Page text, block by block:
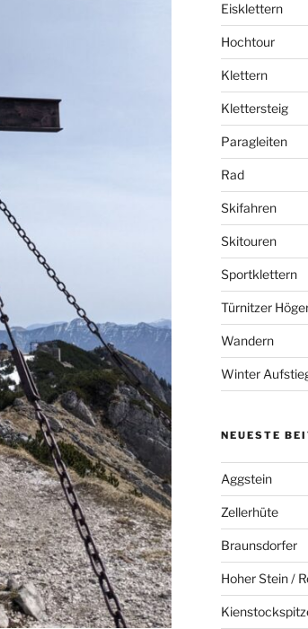
Eisklettern
Hochtour
Klettern
Klettersteig
Paragleiten
Rad
Skifahren
Skitouren
Sportklettern
Türnitzer
Wandern
Winter
NEUESTE
Aggstein
Zellerhüte
Braunsdorfer
Hoher Stein /